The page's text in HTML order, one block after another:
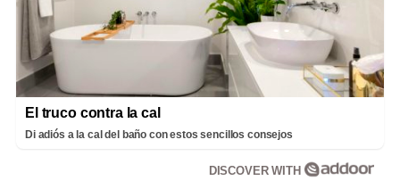
El truco contra la cal
Di adiós a la cal del baño con estos sencillos consejos
DISCOVER WITH